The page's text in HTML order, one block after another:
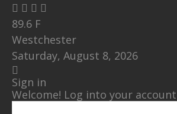
89.6 F
Westchester
Saturday, August 8, 2026
Sign in
Welcome! Log into your account